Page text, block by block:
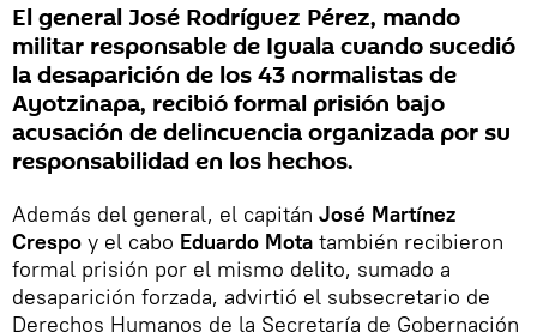
El general José Rodríguez Pérez, mando
militar responsable de Iguala cuando sucedió
la desaparición de los 43 normalistas de
Ayotzinapa, recibió formal prisión bajo
acusación de delincuencia organizada por su
responsabilidad en los hechos.
Además del general, el capitán José Martínez
Crespo y el cabo Eduardo Mota también recibieron
formal prisión por el mismo delito, sumado a
desaparición forzada, advirtió el subsecretario de
Derechos Humanos de la Secretaría de Gobernación